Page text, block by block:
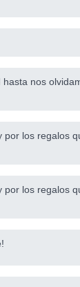
nos
los regalos
los regalos